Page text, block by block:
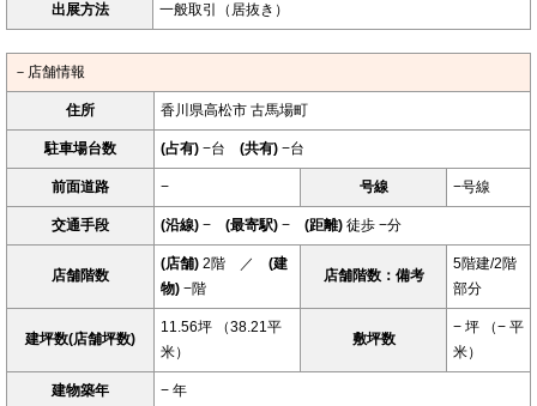
出展方法 一般取引（居抜き）
－店舗情報
住所 香川県高松市 古馬場町
駐車場台数 (占有) −台 (共有) −台
前面道路 − 号線 −号線
交通手段 (沿線) − (最寄駅) − (距離) 徒歩 −分
店舗階数
(店舗) 2階 ／ (建
物) −階
店舗階数：備考
5階建/2階
部分
建坪数(店舗坪数)
11.56坪 （38.21平
米）
敷坪数
− 坪 （− 平
米）
建物築年 − 年